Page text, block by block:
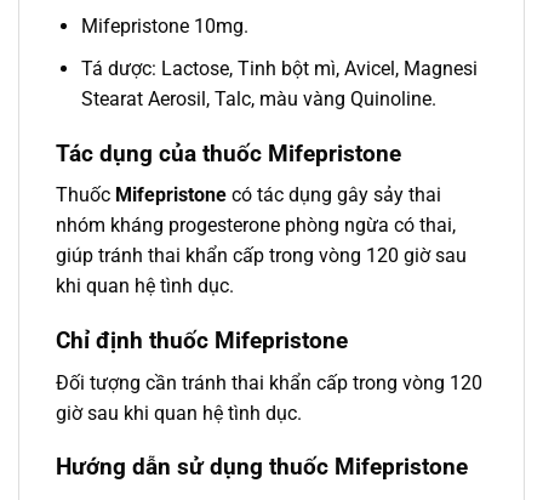
Mifepristone 10mg.
Tá dược: Lactose, Tinh bột mì, Avicel, Magnesi
Stearat Aerosil, Talc, màu vàng Quinoline.
Tác dụng của thuốc Mifepristone
Thuốc Mifepristone có tác dụng gây sảy thai
nhóm kháng progesterone phòng ngừa có thai,
giúp tránh thai khẩn cấp trong vòng 120 giờ sau
khi quan hệ tình dục.
Chỉ định thuốc Mifepristone
Đối tượng cần tránh thai khẩn cấp trong vòng 120
giờ sau khi quan hệ tình dục.
Hướng dẫn sử dụng thuốc Mifepristone